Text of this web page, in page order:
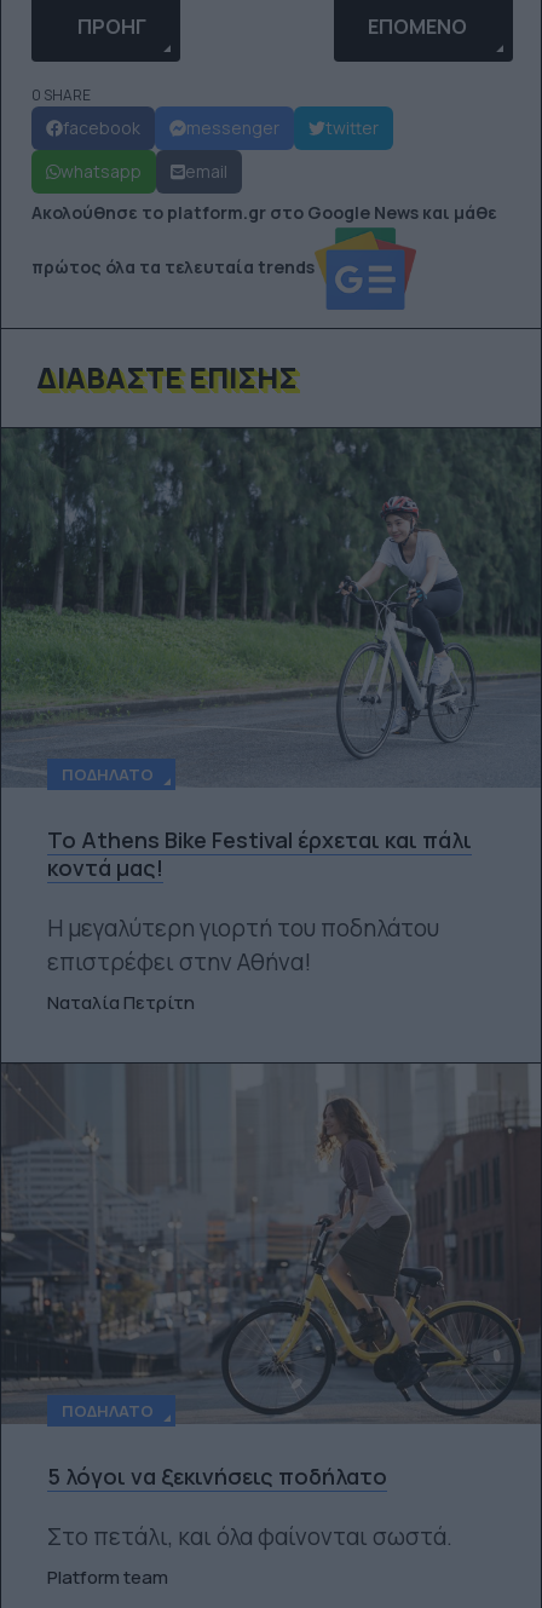
ΠΡΟΗΓΟΎΜΕΝΟ ΆΡΘΡΟ: SHELFIE: ΜΊΑ ΛΎΣΗ ΓΙΑ
ΠΡΟΗΓ ΕΠΌΜΕΝΟ
ΕΠΌΜΕΝΟ
0 SHARE
facebook messenger
twitter
whatsapp
email
Ακολούθησε το platform.gr στο Google News και μάθε
πρώτος όλα τα τελευταία trends
ΔΙΑΒΆΣΤΕ ΕΠΊΣΗΣ
ΠΟΔΉΛΑΤΟ
Το Athens Bike Festival έρχεται και πάλι
κοντά μας!
Η μεγαλύτερη γιορτή του ποδηλάτου
επιστρέφει στην Αθήνα!
Ναταλία Πετρίτη
ΠΟΔΉΛΑΤΟ
5 λόγοι να ξεκινήσεις ποδήλατο
Στο πετάλι, και όλα φαίνονται σωστά.
Platform team